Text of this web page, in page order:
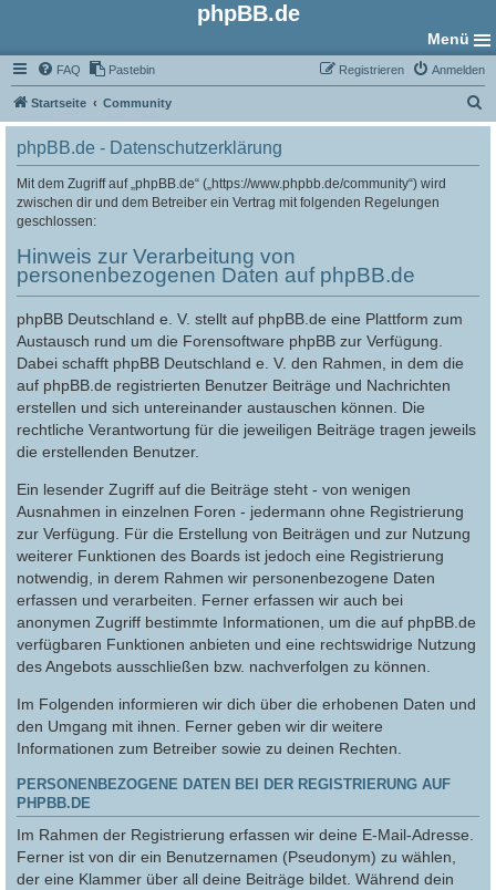
phpBB.de
Menü
FAQ Pastebin Anmelden
Registrieren
Startseite Community
u
phpBB.de - Datenschutzerklärung
Mit dem Zugriff auf „phpBB.de“ („https://www.phpbb.de/community“) wird
zwischen dir und dem Betreiber ein Vertrag mit folgenden Regelungen
geschlossen:
Hinweis zur Verarbeitung von
personenbezogenen Daten auf phpBB.de
phpBB Deutschland e. V. stellt auf phpBB.de eine Plattform zum
Austausch rund um die Forensoftware phpBB zur Verfügung.
Dabei schafft phpBB Deutschland e. V. den Rahmen, in dem die
auf phpBB.de registrierten Benutzer Beiträge und Nachrichten
erstellen und sich untereinander austauschen können. Die
rechtliche Verantwortung für die jeweiligen Beiträge tragen jeweils
die erstellenden Benutzer.
Ein lesender Zugriff auf die Beiträge steht - von wenigen
Ausnahmen in einzelnen Foren - jedermann ohne Registrierung
zur Verfügung. Für die Erstellung von Beiträgen und zur Nutzung
weiterer Funktionen des Boards ist jedoch eine Registrierung
notwendig, in derem Rahmen wir personenbezogene Daten
erfassen und verarbeiten. Ferner erfassen wir auch bei
anonymen Zugriff bestimmte Informationen, um die auf phpBB.de
verfügbaren Funktionen anbieten und eine rechtswidrige Nutzung
des Angebots ausschließen bzw. nachverfolgen zu können.
Im Folgenden informieren wir dich über die erhobenen Daten und
den Umgang mit ihnen. Ferner geben wir dir weitere
Informationen zum Betreiber sowie zu deinen Rechten.
PERSONENBEZOGENE DATEN BEI DER REGISTRIERUNG AUF
PHPBB.DE
Im Rahmen der Registrierung erfassen wir deine E-Mail-Adresse.
Ferner ist von dir ein Benutzernamen (Pseudonym) zu wählen,
der eine Klammer über all deine Beiträge bildet. Während dein